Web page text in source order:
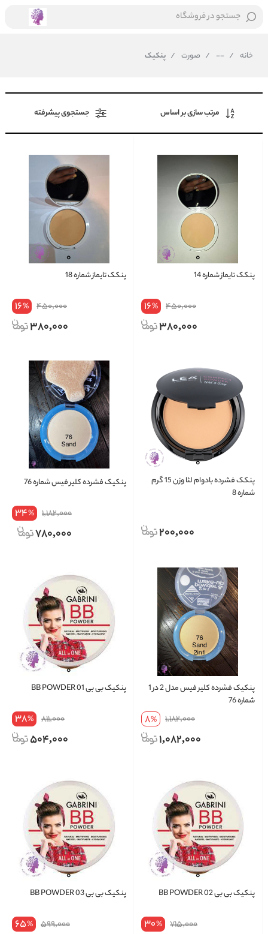
جستجو در فروشگاه
خانه /
--
/ صورت / پنکیک
مرتب سازی بر اساس جستجوی پیشرفته
پنکک تایماز شماره 14
450,000
16%
380,000
پنکک تایماز شماره 18
450,000
16%
380,000
پنکک فشرده بادوام لئا وزن 15 گرم
شماره 8
200,000
پنکیک فشرده کلیر فیس شماره 76
1,182,000
34%
780,000
پنکیک فشرده کلیر فیس مدل 2 در 1
شماره 76
1,182,000
8%
1,082,000
پنکیک بی بی BB POWDER 01
811,000
38%
504,000
پنکیک بی بی BB POWDER 02
715,000
30%
پنکیک بی بی BB POWDER 03
599,000
65%